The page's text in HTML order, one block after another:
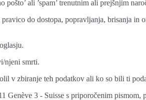
ali ’spam’ trenutnim ali prejšnjim
do dostopa, popravljanja, brisanja in
njeni smrti.
v zbiranje teh podatkov ali ko so bili ti
Genève 3 - Suisse s priporočenim pismom,